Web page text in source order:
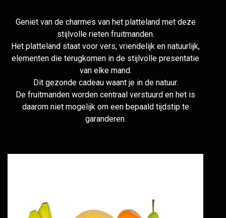
Geniet van de charmes van het platteland met deze
stijlvolle rieten fruitmanden.
Het platteland staat voor vers, vriendelijk en natuurlijk,
elementen die terugkomen in de stijlvolle presentatie
van elke mand.
Dit gezonde cadeau waant je in de natuur.
De fruitmanden worden centraal verstuurd en het is
daarom niet mogelijk om een bepaald tijdstip te
garanderen.